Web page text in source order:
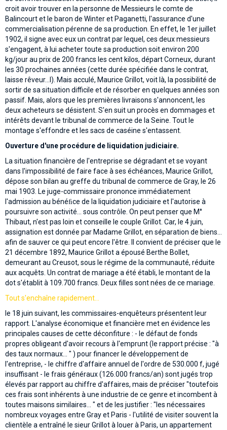
croit avoir trouver en la personne de Messieurs le comte de
Balincourt et le baron de Winter et Paganetti, l'assurance d'une
commercialisation pérenne de sa production. En effet, le 1er juillet
1902, il signe avec eux un contrat par lequel, ces deux messieurs
s'engagent, à lui acheter toute sa production soit environ 200
kg/jour au prix de 200 francs les cent kilos, départ Corneux, durant
les 30 prochaines années (cette durée spécifiée dans le contrat,
laisse rêveur...l). Mais acculé, Maurice Grillot, voit là, la possibilité de
sortir de sa situation difficile et de résorber en quelques années son
passif. Mais, alors que les premières livraisons s'annoncent, les
deux acheteurs se désistent. S'en suit un procès en dommages et
intérêts devant le tribunal de commerce de la Seine. Tout le
montage s'effondre et les sacs de caséine s'entassent.
Ouverture d'une procédure de liquidation judiciaire.
La situation financière de l'entreprise se dégradant et se voyant
dans l'impossibilité de faire face à ses échéances, Maurice Grillot,
dépose son bilan au greffe du tribunal de commerce de Gray, le 26
mai 1903. Le juge-commissaire prononce immédiatement
l'admission au bénéﬁce de la liquidation judiciaire et l'autorise à
poursuivre son activité... sous contrôle. On peut penser que M°
Thibaut, n'est pas loin et conseille le couple Grillot. Car, le 4 juin,
assignation est donnée par Madame Grillot, en séparation de biens...
afin de sauver ce qui peut encore l'être. Il convient de préciser que le
21 décembre 1892, Maurice Grillot a épousé Berthe Bollet,
demeurant au Creusot, sous le régime de la communauté, réduite
aux acquêts. Un contrat de mariage a été établi, le montant de la
dot s'établit à 109.700 francs. Deux filles sont nées de ce mariage.
Tout s'enchaîne rapidement...
le 18 juin suivant, les commissaires-enquêteurs présentent leur
rapport. L'analyse économique et financière met en évidence les
principales causes de cette déconfiture : - le défaut de fonds
propres obligeant d'avoir recours à l'emprunt (le rapport précise : "à
des taux normaux... " ) pour financer le développement de
l'entreprise, - le chiffre d'affaire annuel de l'ordre de 530.000 f, jugé
insuffisant - le frais généraux (126.000 francs/an) sont jugés trop
élevés par rapport au chiffre d'affaires, mais de préciser "toutefois
ces frais sont inhérents à une industrie de ce genre et incombent à
toutes maisons similaires... " et de les justifier : "les nécessaires
nombreux voyages entre Gray et Paris - l'utilité de visiter souvent la
clientèle a entraîné le sieur Grillot à louer à Paris, un appartement